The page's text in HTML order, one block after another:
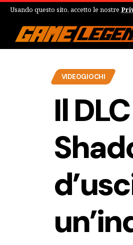
Usando questo sito, accetto le nostre
VIDEOGIOCHI
Il